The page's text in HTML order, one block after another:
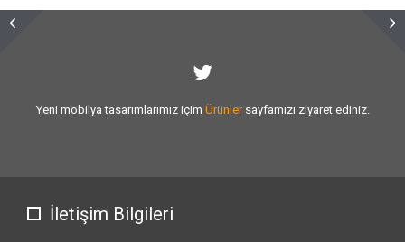
Sizlere vermiş olduğumuzhizmet kalitesiniartırmak için var gücümüzle
İletişim Bilgileri